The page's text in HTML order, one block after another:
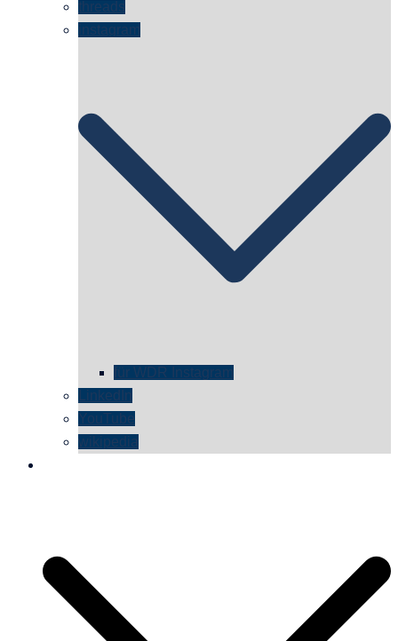
threads
instagram
für WDR Instagram
LinkedIn
YouTube
wikipedia